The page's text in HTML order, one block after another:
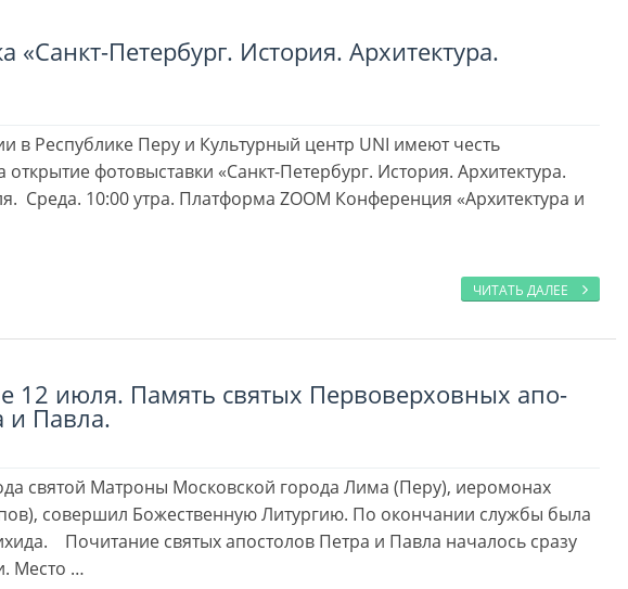
«Санкт-Петербург. История. Архитектура.
в Республике Перу и Культурный центр UNI имеют честь
открытие фотовыставки «Санкт-Петербург. История. Архитектура.
Среда. 10:00 утра. Платформа ZOOM Конференция «Архитектура и
ЧИТАТЬ ДАЛЕЕ
12 июля. Па­мять свя­тых Пер­во­вер­хов­ных апо­
и Пав­ла.
святой Матроны Московской города Лима (Перу), иеромонах
совершил Божественную Литургию. По окончании службы была
Почитание святых апостолов Петра и Павла началось сразу
Место …